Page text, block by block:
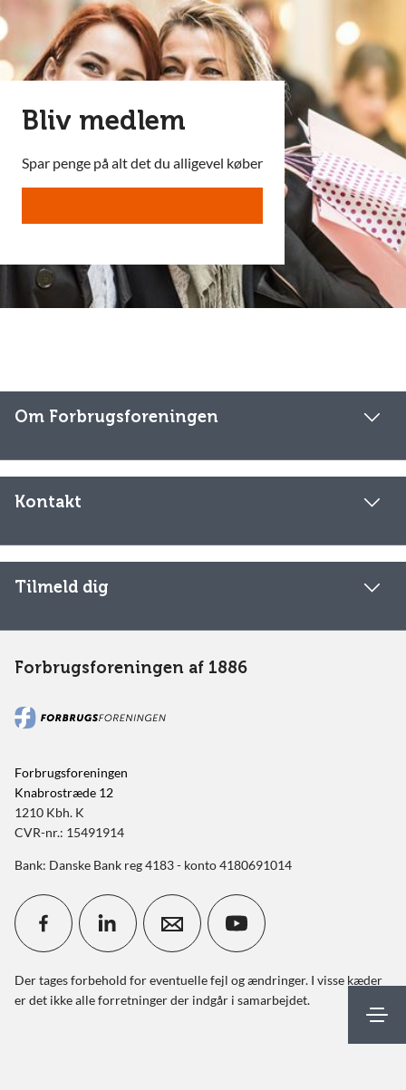
Bliv medlem
Spar penge på alt det du alligevel køber
Om Forbrugsforeningen
Kontakt
Tilmeld dig
Forbrugsforeningen af 1886
Forbrugsforeningen
Knabrostræde 12
1210 Kbh. K
CVR-nr.: 15491914
Bank: Danske Bank reg 4183 - konto 4180691014
Der tages forbehold for eventuelle fejl og ændringer. I visse kæder
er det ikke alle forretninger der indgår i samarbejdet.